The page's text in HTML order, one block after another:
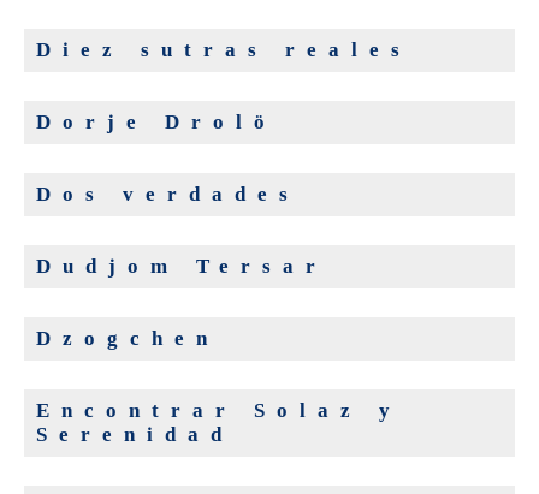
Diez sutras reales
Dorje Drolö
Dos verdades
Dudjom Tersar
Dzogchen
Encontrar Solaz y
Serenidad